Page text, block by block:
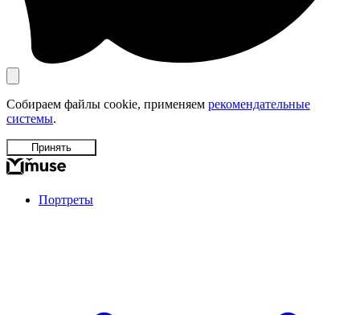
Собираем файлы cookie, применяем рекомендательные
системы.
Принять
Портреты